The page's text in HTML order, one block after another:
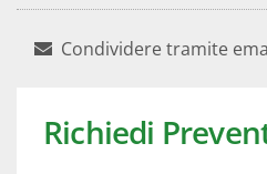
Condividere tramite
Richiedi